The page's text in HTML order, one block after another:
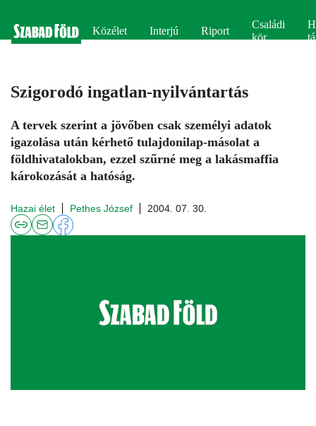
Közélet Interjú Riport
Családi
kör
Szigorodó ingatlan-nyilvántartás
A tervek szerint a jövőben csak személyi adatok
igazolása után kérhető tulajdonilap-másolat a
földhivatalokban, ezzel szűrné meg a lakásmaffia
károkozását a hatóság.
Hazai élet Pethes József 2004. 07. 30.